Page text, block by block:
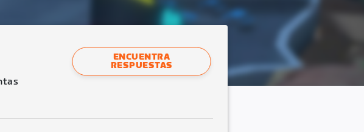
ENCUENTRA
RESPUESTAS